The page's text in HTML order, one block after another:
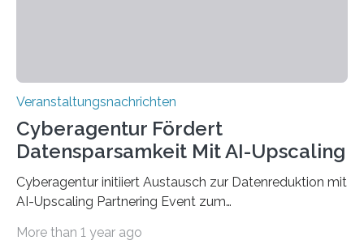
Veranstaltungsnachrichten
Cyberagentur Fördert
Datensparsamkeit Mit AI-Upscaling
Cyberagentur initiiert Austausch zur Datenreduktion mit
AI-Upscaling Partnering Event zum
innovative DatenverarbeitungDie Agentur für
More than 1 year ago